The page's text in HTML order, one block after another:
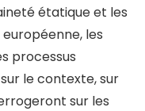
étatique et les
les
processus
le contexte, sur
sur les